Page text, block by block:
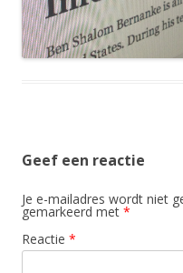
Geef een reactie
Je e-mailadres wordt niet
gemarkeerd met *
Reactie *